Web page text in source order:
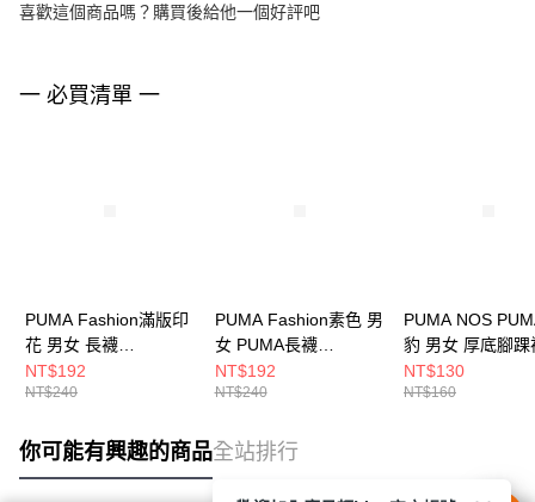
喜歡這個商品嗎？購買後給他一個好評吧
一 必買清單 一
PUMA Fashion滿版印
花 男女 長襪
BB126007
NT$192
NT$240
PUMA Fashion素色 男
女 PUMA長襪
BB142107
NT$192
NT$240
PUMA NOS
豹 男女 厚底腳踝
BB147702
NT$130
NT$160
你可能有興趣的商品全站排行